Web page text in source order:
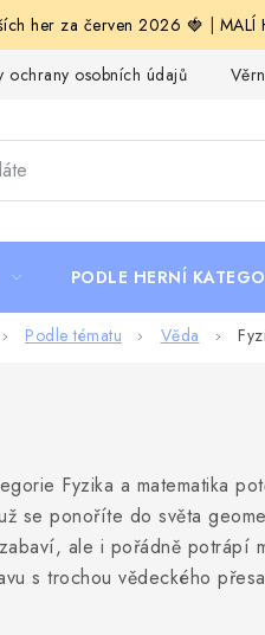
her za červen 2026 🍓 MALÍ
ochrany osobních údajů
PODLE HERNÍ
Podle tématu Věda
Fyzika a matematika
se ponoříte do světa
ale i pořádně potrápí
s trochou vědeckého